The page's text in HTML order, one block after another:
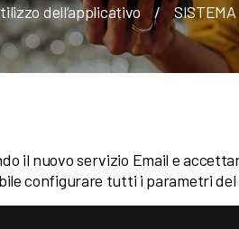
dell’applicativo / SISTEMA
il nuovo servizio Email e
configurare tutti i parametri